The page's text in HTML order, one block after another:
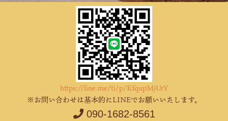
https://line.me/ti/p/KfqupMjUrY
※お問い合わせは基本的にLINEでお願いいたします。
090-1682-8561